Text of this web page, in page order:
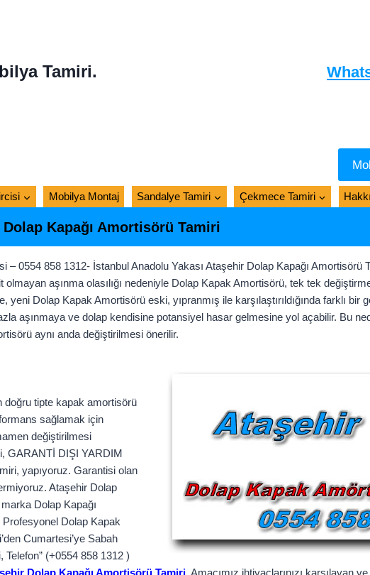
Tamiri.
Mobilya Montaj Sandalye Tamiri Çekmece Tamiri
Kapağı Amortisörü Tamiri
0554 858 1312- İstanbul Anadolu Yakası Ataşehir Dolap Kapağı Amortisörü
aşınma olasılığı nedeniyle Dolap Kapak Amortisörü, tek tek
Dolap Kapak Amortisörü eski, yıpranmış ile karşılaştırıldığında farklı bir
aşınmaya ve dolap kendisine potansiyel hasar gelmesine yol açabilir. Bu
aynı anda değiştirilmesi önerilir.
doğru tipte kapak amortisörü
sağlamak için
değiştirilmesi
GARANTİ DIŞI YARDIM
yapıyoruz. Garantisi olan
Ataşehir Dolap
Dolap Kapağı
Dolap Kapak
Cumartesi’ye Sabah
(+0554 858 1312 )
Dolap Kapağı Amortisörü Tamiri, Amacımız ihtiyaçlarınızı karşılayan